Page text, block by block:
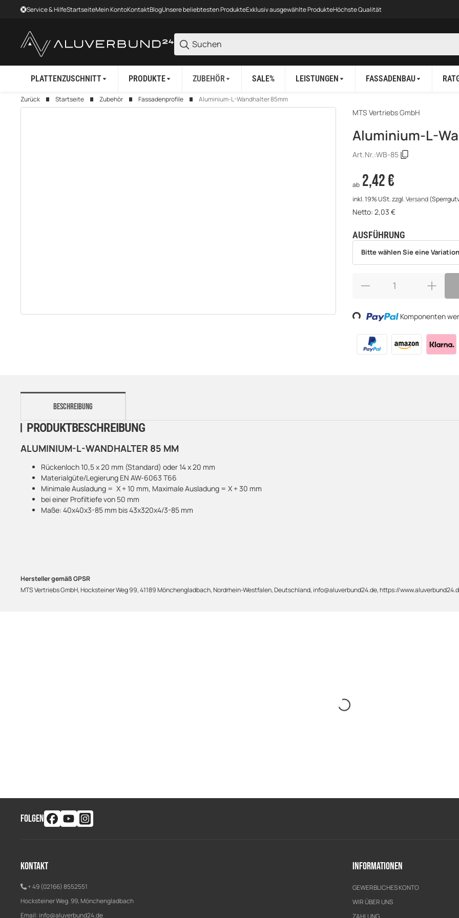
Service & HilfeStartseiteMein KontoKontaktBlogUnsere beliebtesten ProdukteExklusiv ausgewählte ProdukteHöchste Qualität
PLATTENZUSCHNITT PRODUKTE ZUBEHÖR SALE% LEISTUNGEN FASSADENBAU
Zurück Startseite Zubehör Fassadenprofile Aluminium-L-Wandhalter 85mm
MTS Vertriebs GmbH
Aluminium-L-
Art.Nr.:WB-85
ab 2,42 €
inkl. 19% USt.zzgl.Versand
Netto: 2,03 €
AUSFÜHRUNG
wählen
Bitte wählen Sie eine
Loading... Komponenten
weitere Registerkarten anzeigen
BESCHREIBUNG
PRODUKTBESCHREIBUNG
ALUMINIUM-L-WANDHALTER 85 MM
Rückenloch 10,5 x 20 mm (Standard) oder 14 x 20 mm
Materialgüte/Legierung EN AW-6063 T66
Minimale Ausladung = X + 10 mm, Maximale Ausladung = X + 30 mm
bei einer Profiltiefe von 50 mm
Maße: 40x40x3-85 mm bis 43x320x4/3-85 mm
Hersteller gemäß GPSR
MTS Vertriebs GmbH, Hocksteiner Weg 99, 41189 Mönchengladbach, Nordrhein-Westfalen, Deutschland, info@aluverbund24.de, https://
FOLGEN
Kontakt
+ 49 (02166) 8552551
Hocksteiner Weg. 99, Mönchengladbach
Email: info@aluverbund24.de
Informationen
GEWERBLICHES KONTO
WIR ÜBER UNS
ZAHLUNG